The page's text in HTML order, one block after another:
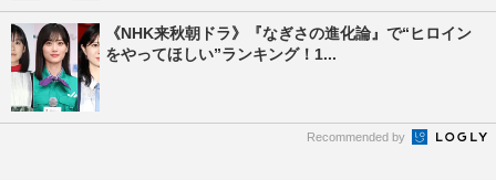
《NHK来秋朝ドラ》『なぎさの進化論』で“ヒロイン
をやってほしい”ランキング！1...
Recommended by